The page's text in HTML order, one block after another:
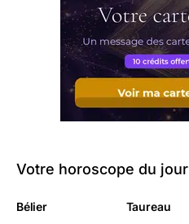
Votre horoscope du jour
Bélier Taureau